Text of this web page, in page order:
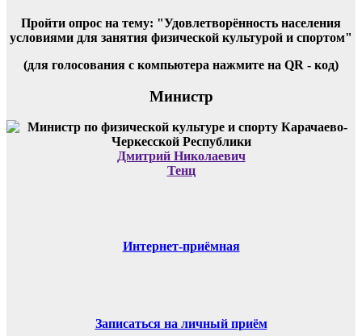
Пройти опрос на тему: "Удовлетворённость населения
условиями для занятия физической культурой и спортом"
(для голосования с компьютера нажмите на QR - код)
Министр
Дмитрий Николаевич
Тенц
Интернет-приёмная
Записаться на личный приём